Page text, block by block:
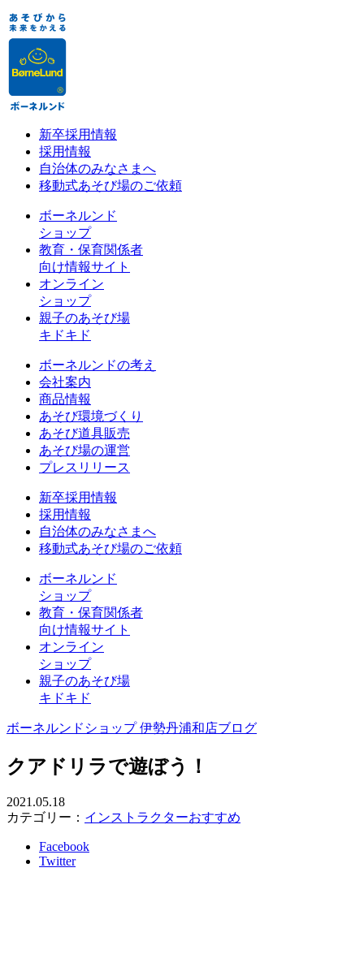
新卒採用情報
採用情報
自治体のみなさまへ
移動式あそび場のご依頼
ボーネルンド
ショップ
教育・保育関係者
向け情報サイト
オンライン
ショップ
親子のあそび場
キドキド
ボーネルンドの考え
会社案内
商品情報
あそび環境づくり
あそび道具販売
あそび場の運営
プレスリリース
新卒採用情報
採用情報
自治体のみなさまへ
移動式あそび場のご依頼
ボーネルンド
ショップ
教育・保育関係者
向け情報サイト
オンライン
ショップ
親子のあそび場
キドキド
ボーネルンドショップ 伊勢丹浦和店ブログ
クアドリラで遊ぼう！
2021.05.18
カテゴリー： インストラクターおすすめ
Facebook
Twitter